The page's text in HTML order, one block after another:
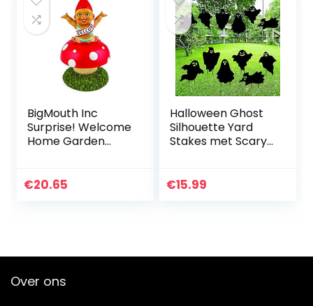
BigMouth Inc
Surprise! Welcome
Home Garden
€20.65
Halloween Ghost
Silhouette Yard
Stakes met Scary
Halloween
€15.99
Over ons